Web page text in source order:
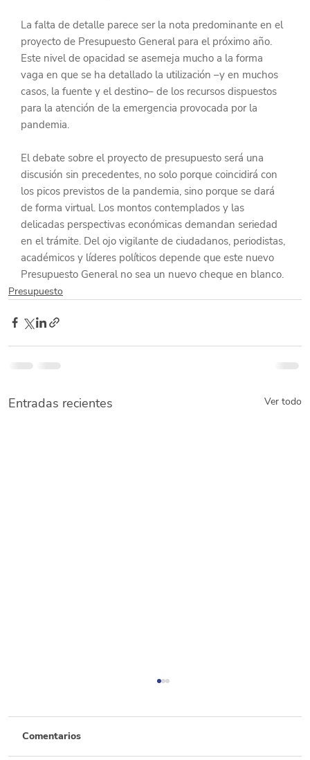
La falta de detalle parece ser la nota predominante en el
proyecto de Presupuesto General para el próximo año.
Este nivel de opacidad se asemeja mucho a la forma
vaga en que se ha detallado la utilización –y en muchos
casos, la fuente y el destino– de los recursos dispuestos
para la atención de la emergencia provocada por la
pandemia.
El debate sobre el proyecto de presupuesto será una
discusión sin precedentes, no solo porque coincidirá con
los picos previstos de la pandemia, sino porque se dará
de forma virtual. Los montos contemplados y las
delicadas perspectivas económicas demandan seriedad
en el trámite. Del ojo vigilante de ciudadanos, periodistas,
académicos y líderes políticos depende que este nuevo
Presupuesto General no sea un nuevo cheque en blanco.
Presupuesto
Entradas recientes Ver todo
Comentarios